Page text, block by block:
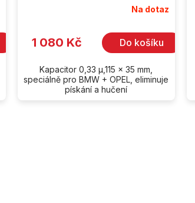
Na dotaz
1 080 Kč Do košíku
Kapacitor 0,33 µ,115 x 35 mm,
speciálně pro BMW + OPEL, eliminuje
pískání a hučení